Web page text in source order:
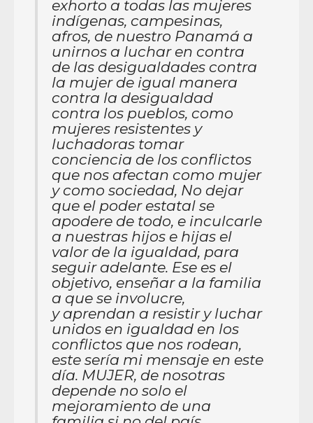
exhorto a todas las mujeres
indígenas, campesinas,
afros, de nuestro Panamá a
unirnos a luchar en contra
de las desigualdades contra
la mujer de igual manera
contra la desigualdad
contra los pueblos, como
mujeres resistentes y
luchadoras tomar
conciencia de los conflictos
que nos afectan como mujer
y como sociedad, No dejar
que el poder estatal se
apodere de todo, e inculcarle
a nuestras hijos e hijas el
valor de la igualdad, para
seguir adelante. Ese es el
objetivo, enseñar a la familia
a que se involucre,
y aprendan a resistir y luchar
unidos en igualdad en los
conflictos que nos rodean,
este sería mi mensaje en este
día. MUJER, de nosotras
depende no solo el
mejoramiento de una